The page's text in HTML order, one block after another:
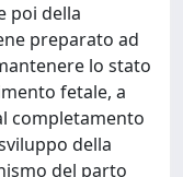
poi della
preparato ad
lo stato
fetale, a
completamento
della
del parto